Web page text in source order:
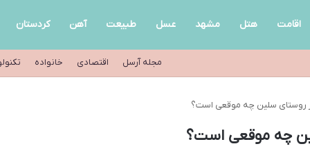
اقامت هتل مشهد عسل طبیعت آهن کردستان
مجله آرسل اقتصادی خانواده
روستای سلین چه موقعی است؟
چه موقعی است؟